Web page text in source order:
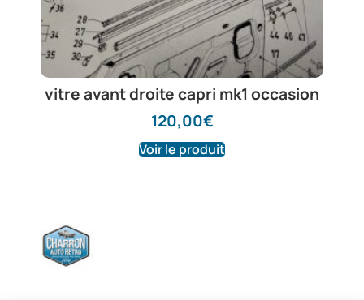
vitre avant droite capri mk1 occasion
120,00€
Voir le produit